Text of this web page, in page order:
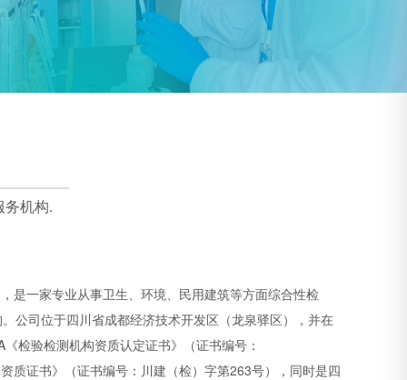
务机构.
是一家专业从事卫生、环境、民用建筑等方面综合性检
公司位于四川省成都经济技术开发区（龙泉驿区），并在
检验检测机构资质认定证书》（证书编号：
质证书》（证书编号：川建（检）字第263号），同时是四